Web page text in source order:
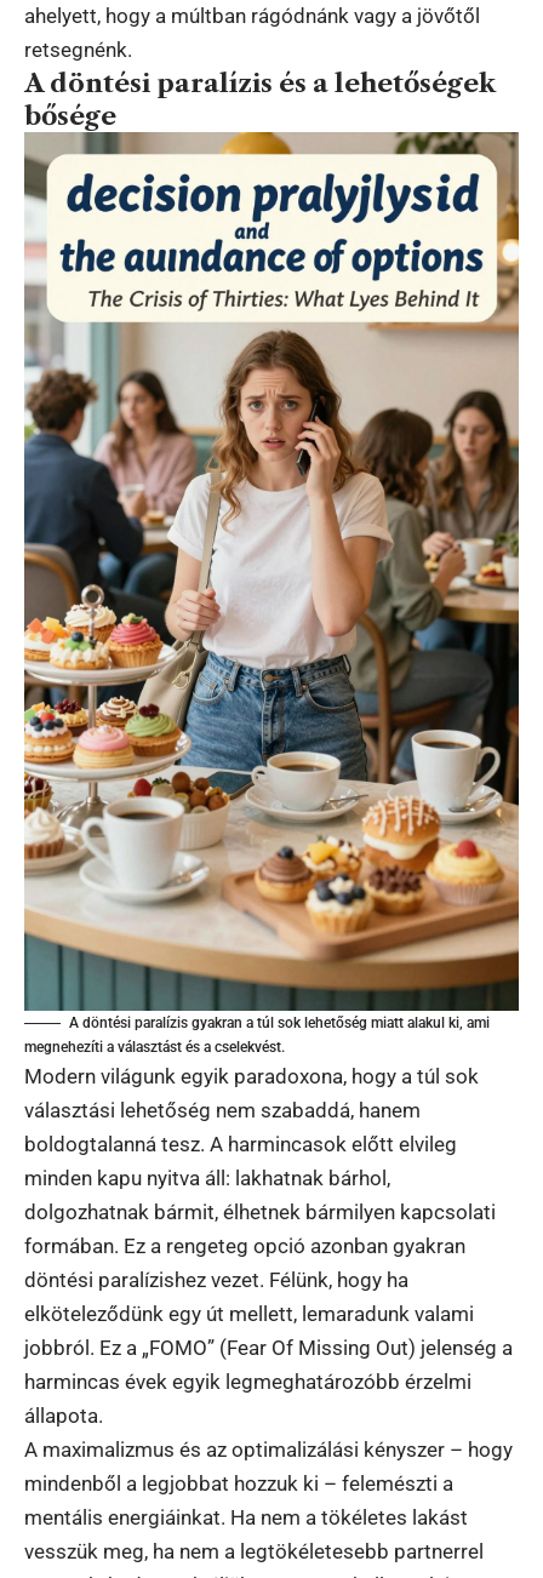
ahelyett, hogy a múltban rágódnánk vagy a jövőtől
retsegnénk.
A döntési paralízis és a lehetőségek
bősége
A döntési paralízis gyakran a túl sok lehetőség miatt alakul ki, ami
megnehezíti a választást és a cselekvést.
Modern világunk egyik paradoxona, hogy a túl sok
választási lehetőség nem szabaddá, hanem
boldogtalanná tesz. A harmincasok előtt elvileg
minden kapu nyitva áll: lakhatnak bárhol,
dolgozhatnak bármit, élhetnek bármilyen kapcsolati
formában. Ez a rengeteg opció azonban gyakran
döntési paralízishez vezet. Félünk, hogy ha
elköteleződünk egy út mellett, lemaradunk valami
jobbról. Ez a „FOMO” (Fear Of Missing Out) jelenség a
harmincas évek egyik legmeghatározóbb érzelmi
állapota.
A maximalizmus és az optimalizálási kényszer – hogy
mindenből a legjobbat hozzuk ki – felemészti a
mentális energiáinkat. Ha nem a tökéletes lakást
vesszük meg, ha nem a legtökéletesebb partnerrel